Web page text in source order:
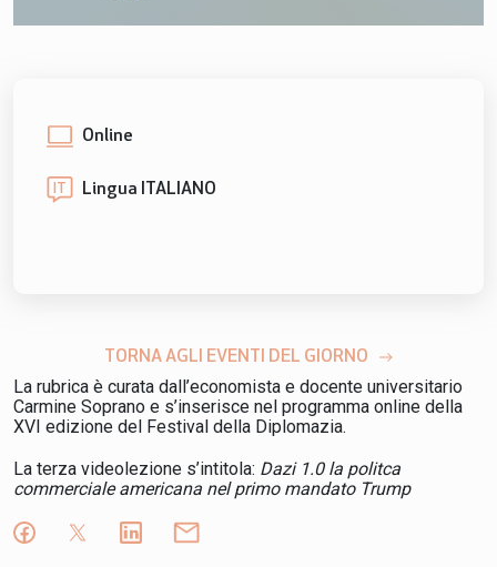
Online
IT Lingua ITALIANO
TORNA AGLI EVENTI DEL GIORNO
La rubrica è curata dall’economista e docente universitario
Carmine Soprano e s’inserisce nel programma online della
XVI edizione del Festival della Diplomazia.
La terza videolezione s’intitola: Dazi 1.0 la politca
commerciale americana nel primo mandato Trump